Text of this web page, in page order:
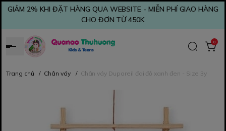
GIẢM 2% KHI ĐẶT HÀNG QUA WEBSITE - MIỄN PHÍ GIAO HÀNG
CHO ĐƠN TỪ 450K
0
Trang chủ / Chân váy / Chân váy Dupareil đai đỏ xanh đen - Size 3y